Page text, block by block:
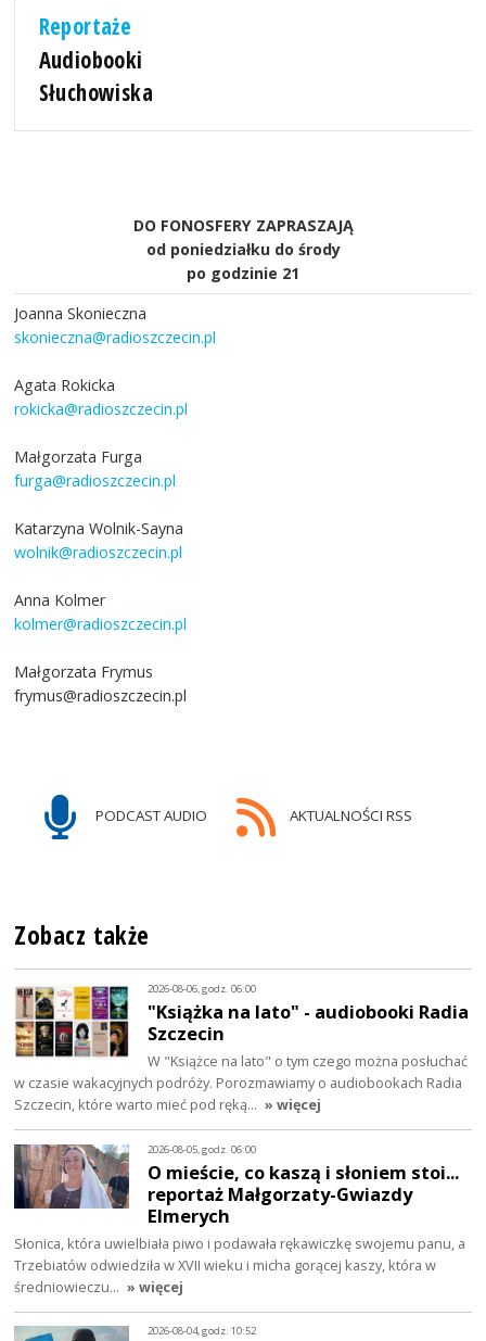
Reportaże
Audiobooki
Słuchowiska
DO FONOSFERY ZAPRASZAJĄ
od poniedziałku do środy
po godzinie 21
Joanna Skonieczna
skonieczna@radioszczecin.pl
Agata Rokicka
rokicka@radioszczecin.pl
Małgorzata Furga
furga@radioszczecin.pl
Katarzyna Wolnik-Sayna
wolnik@radioszczecin.pl
Anna Kolmer
kolmer@radioszczecin.pl
Małgorzata Frymus
frymus@radioszczecin.pl
PODCAST AUDIO AKTUALNOŚCI RSS
Zobacz także
2026-08-06, godz. 06:00
"Książka na lato" - audiobooki Radia
Szczecin
W "Książce na lato" o tym czego można posłuchać
w czasie wakacyjnych podróży. Porozmawiamy o audiobookach Radia
Szczecin, które warto mieć pod ręką… » więcej
2026-08-05, godz. 06:00
O mieście, co kaszą i słoniem stoi...
reportaż Małgorzaty-Gwiazdy
Elmerych
Słonica, która uwielbiała piwo i podawała rękawiczkę swojemu panu, a
Trzebiatów odwiedziła w XVII wieku i micha gorącej kaszy, która w
średniowieczu… » więcej
2026-08-04, godz. 10:52